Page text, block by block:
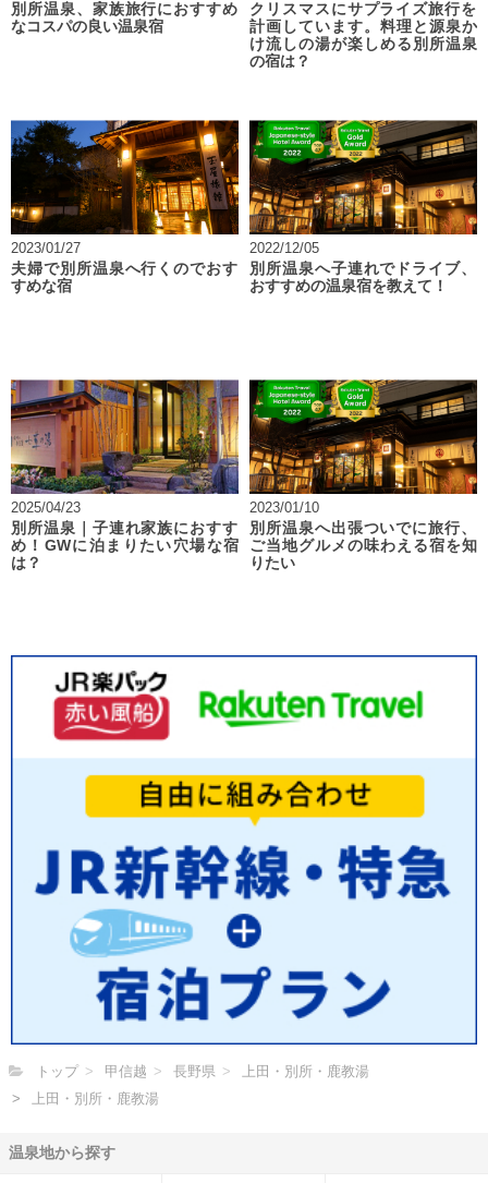
別所温泉、家族旅行におすすめ
なコスパの良い温泉宿
クリスマスにサプライズ旅行を
計画しています。料理と源泉か
け流しの湯が楽しめる別所温泉
の宿は？
2023/01/27
夫婦で別所温泉へ行くのでおす
すめな宿
2022/12/05
別所温泉へ子連れでドライブ、
おすすめの温泉宿を教えて！
2025/04/23
別所温泉｜子連れ家族におすす
め！GWに泊まりたい穴場な宿
は？
2023/01/10
別所温泉へ出張ついでに旅行、
ご当地グルメの味わえる宿を知
りたい
トップ 甲信越 長野県
上田・別所・鹿教湯
上田・別所・鹿教湯
温泉地から探す